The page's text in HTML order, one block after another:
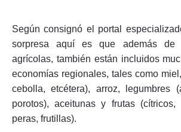
Según consignó el portal
sorpresa aquí es que además de
agrícolas, también están incluidos
economías regionales, tales como
cebolla, etcétera), arroz, legumbres
porotos), aceitunas y frutas (cítricos,
peras, frutillas).